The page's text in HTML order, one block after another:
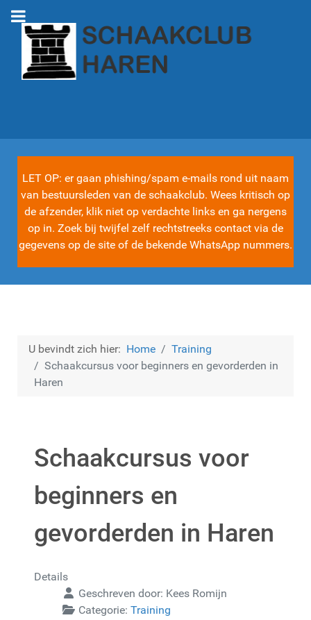
LET OP: er gaan phishing/spam e-mails rond uit naam
van bestuursleden van de schaakclub. Wees kritisch op
de afzender, klik niet op verdachte links en ga nergens
op in. Zoek bij twijfel zelf rechtstreeks contact via de
gegevens op de site of de bekende WhatsApp nummers.
U bevindt zich hier: Home
Training
Schaakcursus voor beginners en gevorderden in
Haren
Schaakcursus voor
beginners en
gevorderden in Haren
Details
Geschreven door: Kees Romijn
Categorie: Training